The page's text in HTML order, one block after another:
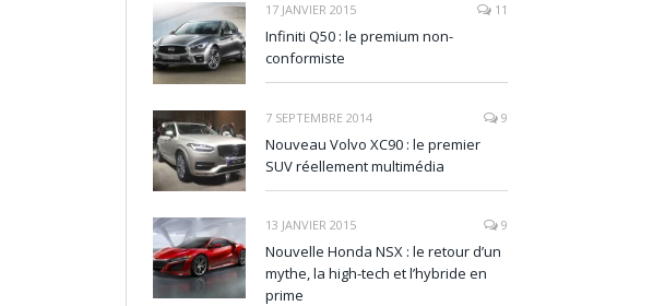
17 JANVIER 2015 11
Infiniti Q50 : le premium non-
conformiste
7 SEPTEMBRE 2014 9
Nouveau Volvo XC90 : le premier
SUV réellement multimédia
13 JANVIER 2015 9
Nouvelle Honda NSX : le retour d’un
mythe, la high-tech et l’hybride en
prime